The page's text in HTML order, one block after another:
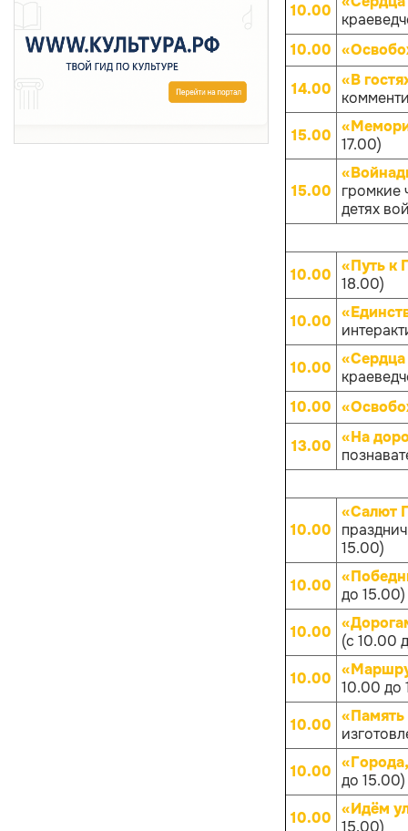
10.00
10.00
14.00 «В
15.00 17.00)
15.00
громкие
детях
10.00 «Путь к
18.00)
10.00
10.00 «Сердца
10.00
13.00 «На
10.00
«Салют
15.00)
10.00 до 15.00)
10.00
(с 10.00
10.00 10.00 до
10.00
10.00 до 15.00)
10.00 «Идём
15.00)